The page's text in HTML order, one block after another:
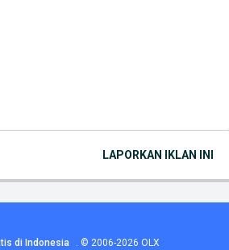
LAPORKAN IKLAN INI
di Indonesia . © 2006-2026 OLX